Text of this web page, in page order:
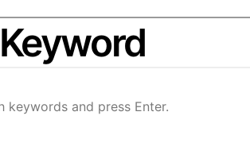
keywords and press Enter.